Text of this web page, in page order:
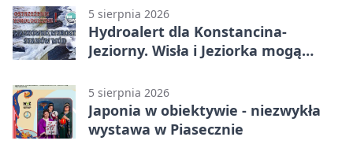
5 sierpnia 2026
Hydroalert dla Konstancina-
Jeziorny. Wisła i Jeziorka mogą
5 sierpnia 2026
Japonia w obiektywie - niezwykła
wystawa w Piasecznie